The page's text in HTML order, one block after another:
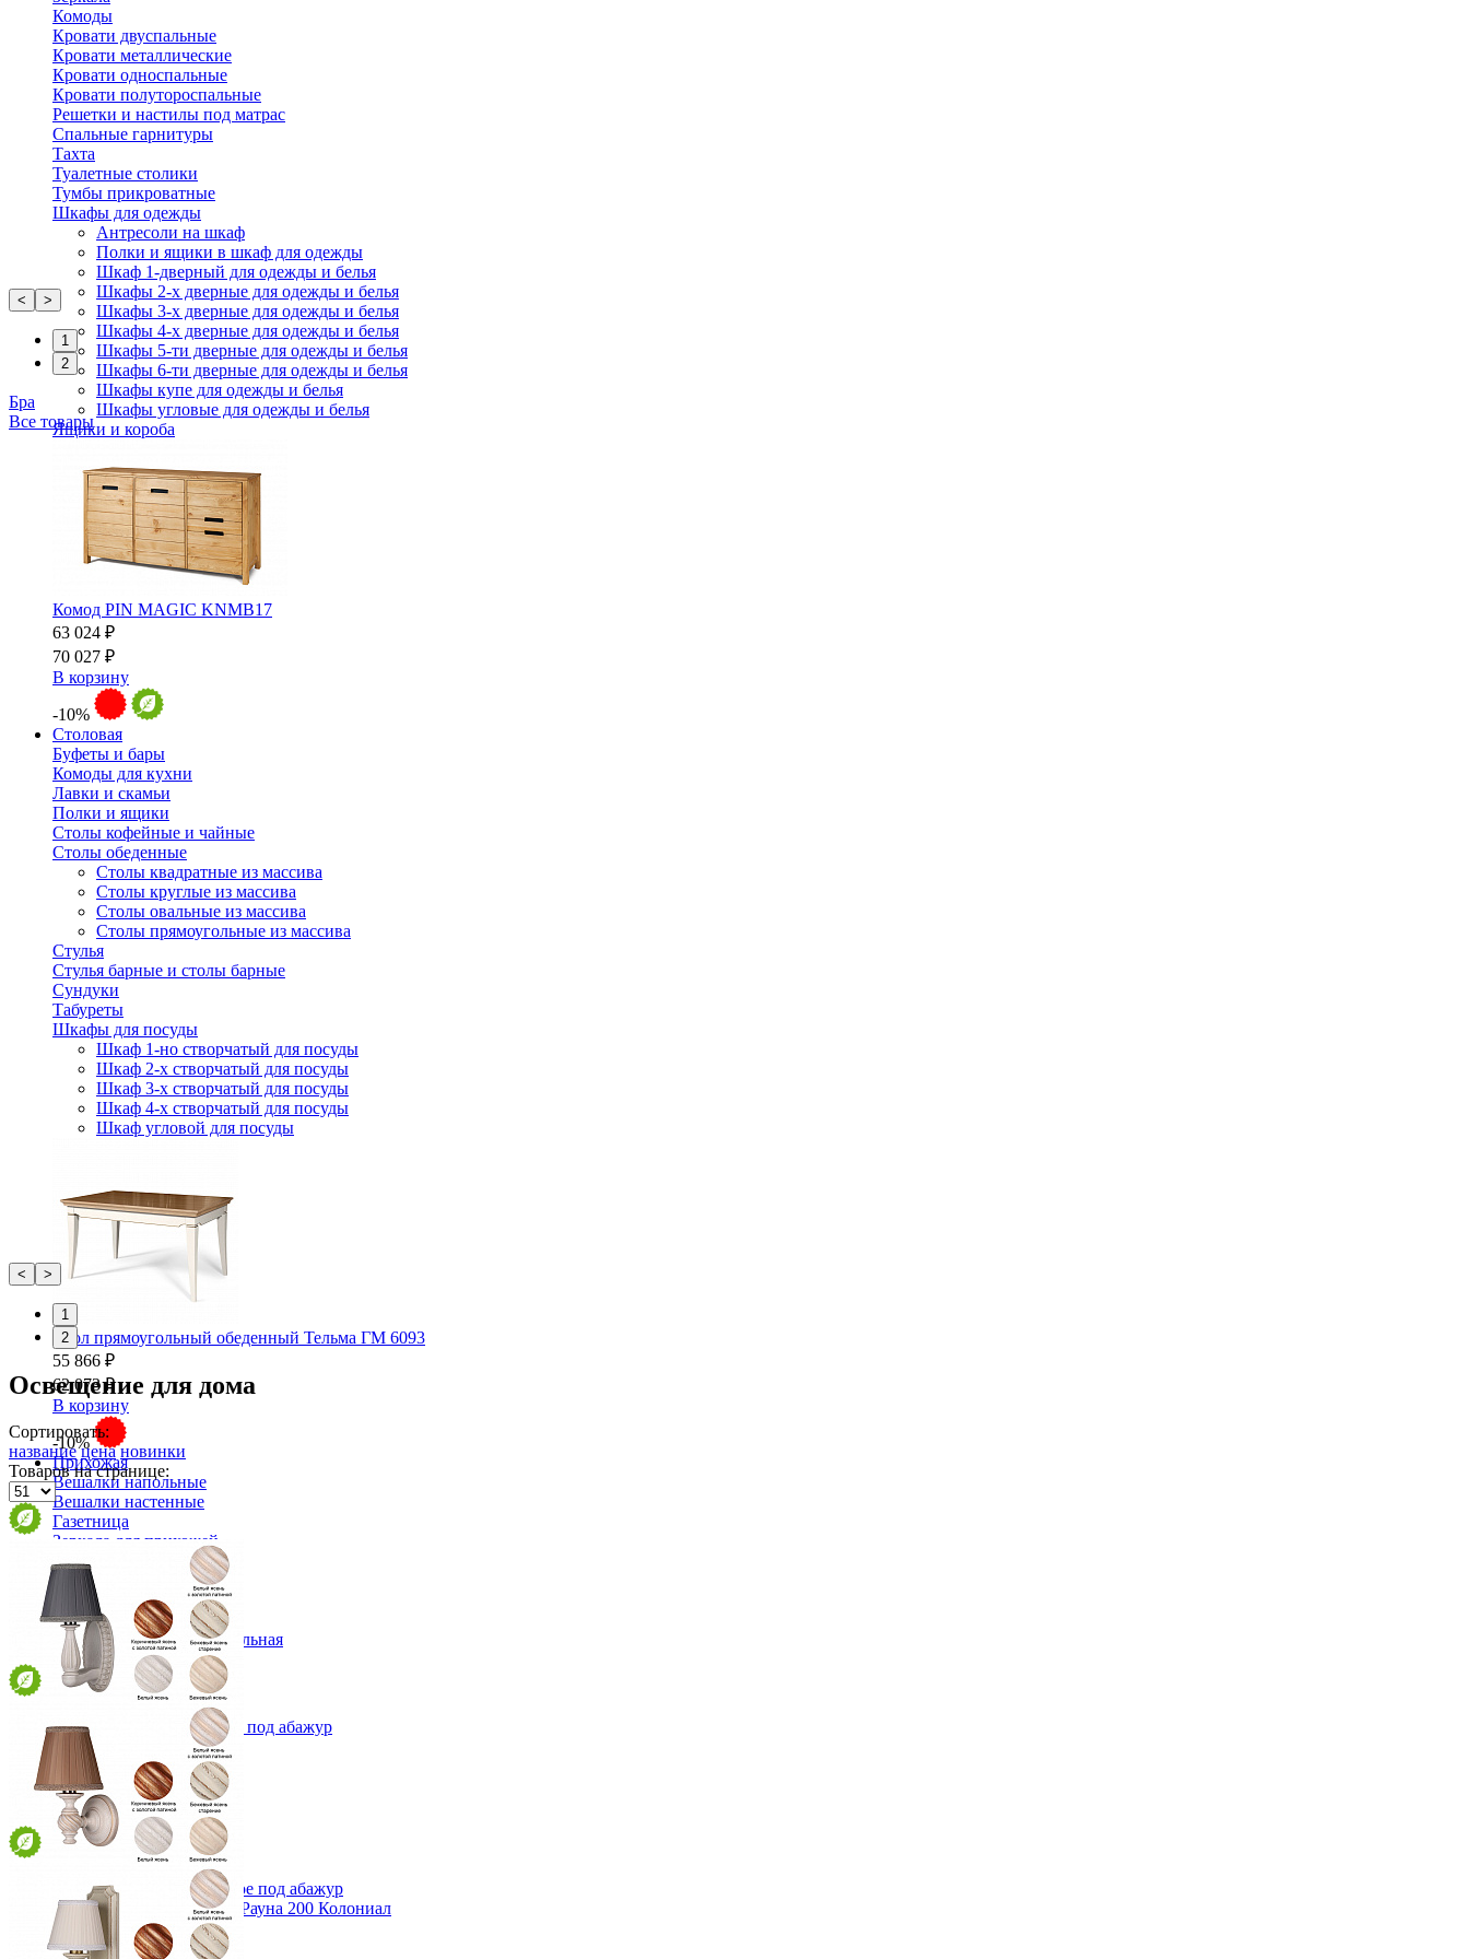
Комоды
Кровати двуспальные
Кровати металлические
Кровати односпальные
Кровати полутороспальные
Решетки и настилы под матрас
Спальные гарнитуры
Тахта
Туалетные столики
Тумбы прикроватные
Шкафы для одежды
Антресоли на шкаф
Полки и ящики в шкаф для одежды
Шкаф 1-дверный для одежды и белья
Шкафы 2-х дверные для одежды и белья
Шкафы 3-х дверные для одежды и белья
Шкафы 4-х дверные для одежды и белья
Шкафы 5-ти дверные для одежды и белья
Шкафы 6-ти дверные для одежды и белья
Шкафы купе для одежды и белья
Шкафы угловые для одежды и белья
Ящики и короба
Комод PIN MAGIC KNMB17
63 024 ₽
70 027 ₽
В корзину
-10%
Столовая
Буфеты и бары
Комоды для кухни
Лавки и скамьи
Полки и ящики
Столы кофейные и чайные
Столы обеденные
Столы квадратные из массива
Столы круглые из массива
Столы овальные из массива
Столы прямоугольные из массива
Стулья
Стулья барные и столы барные
Сундуки
Табуреты
Шкафы для посуды
Шкаф 1-но створчатый для посуды
Шкаф 2-х створчатый для посуды
Шкаф 3-х створчатый для посуды
Шкаф 4-х створчатый для посуды
Шкаф угловой для посуды
Стол прямоугольный обеденный Тельма ГМ 6093
55 866 ₽
62 073 ₽
В корзину
-10%
Прихожая
Вешалки напольные
Вешалки настенные
Газетница
Зеркала для прихожей
Ключницы
Консоли
Наборы в прихожую
Обувницы
Прихожая Вилия-М модульная
Скамьи и банкетки
Тумбы и комоды
Шкафы для прихожей
Зеркало навесное в раме Рауна 200 Колониал
13 608 ₽
< >
1
2
Бра
Все товары
< >
1
2
Освещение для дома
Сортировать:
название цена новинки
Товаров на странице:
Бра Севенна основание эллипс под абажур
4 450 ₽
Производитель: Sanremi
Стиль мебели: Прованс
Материал: Массив дуба
В корзину Купить в 1 клик
Бра Люберон основание круглое под абажур
4 150 ₽
Производитель: Sanremi
Стиль мебели: Прованс